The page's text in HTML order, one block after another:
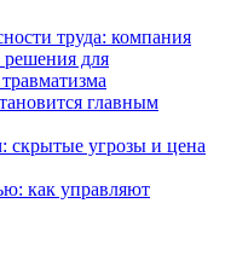
труда: компания
решения для
главным
скрытые угрозы и цена
как управляют